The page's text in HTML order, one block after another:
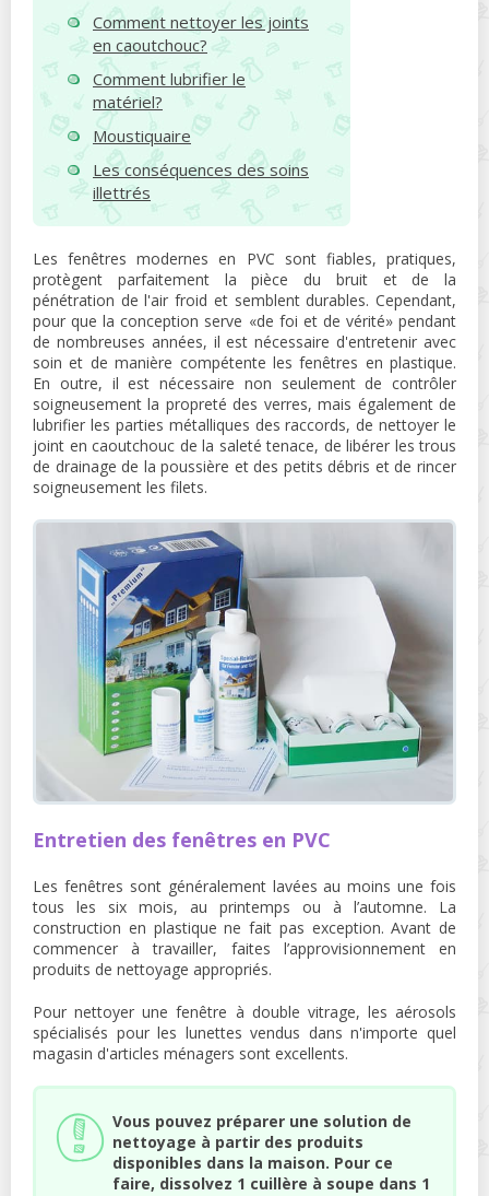
Comment nettoyer les joints
en caoutchouc?
Comment lubrifier le
matériel?
Moustiquaire
Les conséquences des soins
illettrés
Les fenêtres modernes en PVC sont fiables, pratiques,
protègent parfaitement la pièce du bruit et de la
pénétration de l'air froid et semblent durables. Cependant,
pour que la conception serve «de foi et de vérité» pendant
de nombreuses années, il est nécessaire d'entretenir avec
soin et de manière compétente les fenêtres en plastique.
En outre, il est nécessaire non seulement de contrôler
soigneusement la propreté des verres, mais également de
lubrifier les parties métalliques des raccords, de nettoyer le
joint en caoutchouc de la saleté tenace, de libérer les trous
de drainage de la poussière et des petits débris et de rincer
soigneusement les filets.
Entretien des fenêtres en PVC
Les fenêtres sont généralement lavées au moins une fois
tous les six mois, au printemps ou à l’automne. La
construction en plastique ne fait pas exception. Avant de
commencer à travailler, faites l’approvisionnement en
produits de nettoyage appropriés.
Pour nettoyer une fenêtre à double vitrage, les aérosols
spécialisés pour les lunettes vendus dans n'importe quel
magasin d'articles ménagers sont excellents.
Vous pouvez préparer une solution de
nettoyage à partir des produits
disponibles dans la maison. Pour ce
faire, dissolvez 1 cuillère à soupe dans 1